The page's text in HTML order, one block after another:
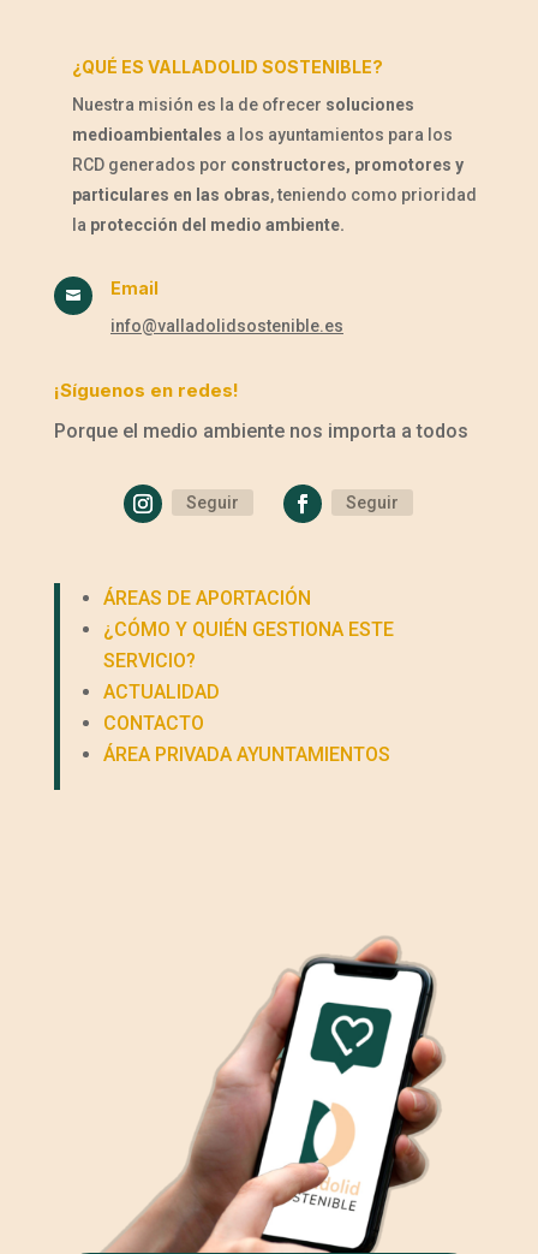
¿QUÉ ES VALLADOLID SOSTENIBLE?
Nuestra misión es la de ofrecer soluciones
medioambientales a los ayuntamientos para los
RCD generados por constructores, promotores y
particulares en las obras, teniendo como prioridad
la protección del medio ambiente.
 Email
info@valladolidsostenible.es
¡Síguenos en redes!
Porque el medio ambiente nos importa a todos
Seguir Seguir
ÁREAS DE APORTACIÓN
¿CÓMO Y QUIÉN GESTIONA ESTE
SERVICIO?
ACTUALIDAD
CONTACTO
ÁREA PRIVADA AYUNTAMIENTOS